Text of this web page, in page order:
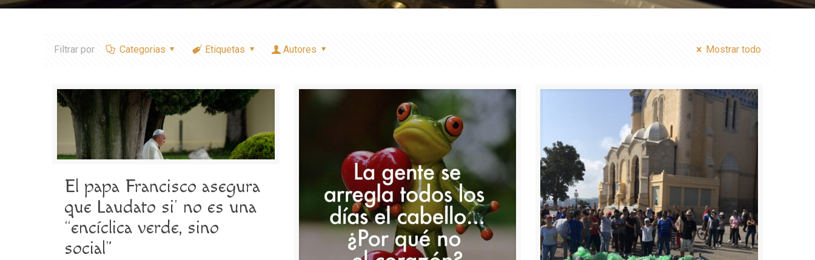
Filtrar por Categorias Etiquetas Autores Mostrar todo
El papa Francisco asegura
que Laudato si’ no es una
“encíclica verde, sino
social”